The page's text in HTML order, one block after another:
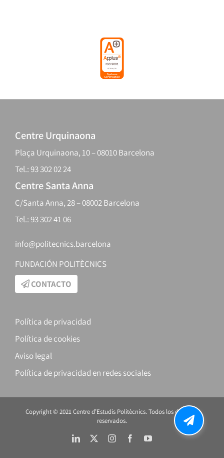
Centre Urquinaona
Plaça Urquinaona, 10 – 08010 Barcelona
Tel.: 93 302 02 24
Centre Santa Anna
C/Santa Anna, 28 – 08002 Barcelona
Tel.: 93 302 41 06
info@politecnics.barcelona
FUNDACIÓN POLITÈCNICS
CONTACTO
Política de privacidad
Política de cookies
Aviso legal
Política de privacidad en redes sociales
Copyright © 2021 Centre d’Estudis Politècnics. Todos los derechos
reservados.
LinkedIn InstagramFacebookYouTube